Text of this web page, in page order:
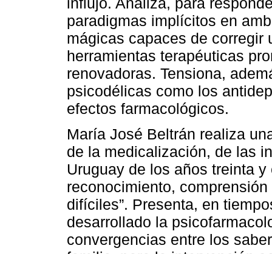
paradigmas implícitos en
mágicas capaces de
herramientas terapéuticas
renovadoras. Tensiona,
psicodélicas como los
efectos farmacológicos.
María José Beltrán realiza
de la medicalización, de las
Uruguay de los años treinta
reconocimiento,
difíciles”. Presenta, en
desarrollado la
convergencias entre los